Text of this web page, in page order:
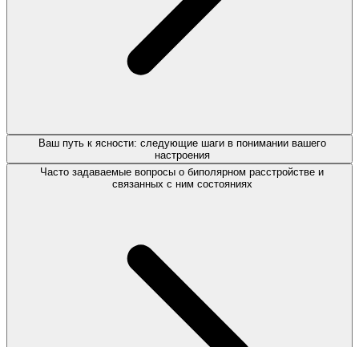
Ваш путь к ясности: следующие шаги в понимании вашего
настроения
Часто задаваемые вопросы о биполярном расстройстве и
связанных с ним состояниях